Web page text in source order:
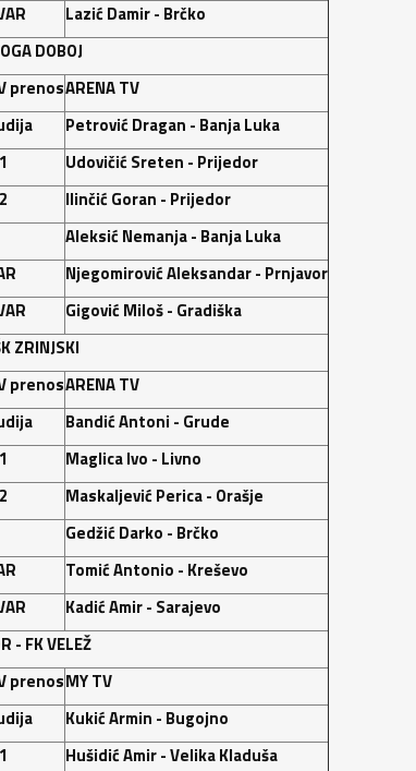
Lazić Damir - Brčko
DOBOJ
prenosARENA TV
Petrović Dragan - Banja Luka
Udovičić Sreten - Prijedor
Ilinčić Goran - Prijedor
Aleksić Nemanja - Banja Luka
Njegomirović Aleksandar - Prnjavor
Gigović Miloš - Gradiška
ZRINJSKI
prenosARENA TV
Bandić Antoni - Grude
Maglica Ivo - Livno
Maskaljević Perica - Orašje
Gedžić Darko - Brčko
Tomić Antonio - Kreševo
Kadić Amir - Sarajevo
- FK VELEŽ
prenosMY TV
Kukić Armin - Bugojno
Hušidić Amir - Velika Kladuša